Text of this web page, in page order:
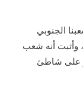
الجنوبي
وأثبت أنه شعب
على شاطئ